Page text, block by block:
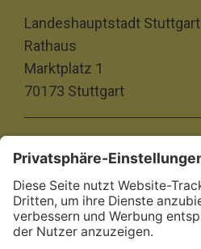
Landeshauptstadt Stuttgart
Rathaus
Marktplatz 1
70173 Stuttgart